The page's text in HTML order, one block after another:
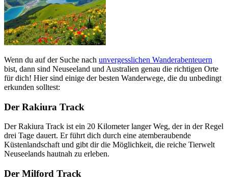
Wenn du auf der Suche nach unvergesslichen Wanderabenteuern
bist, dann sind Neuseeland und Australien genau die richtigen Orte
für dich! Hier sind einige der besten Wanderwege, die du unbedingt
erkunden solltest:
Der Rakiura Track
Der Rakiura Track ist ein 20 Kilometer langer Weg, der in der Regel
drei Tage dauert. Er führt dich durch eine atemberaubende
Küstenlandschaft und gibt dir die Möglichkeit, die reiche Tierwelt
Neuseelands hautnah zu erleben.
Der Milford Track